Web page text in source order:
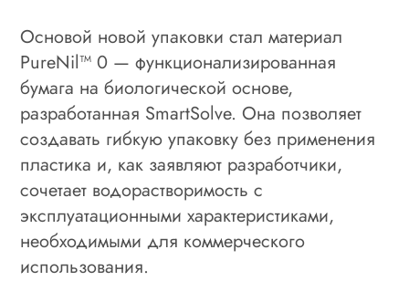
Основой новой упаковки стал материал
PureNil™ 0 — функционализированная
бумага на биологической основе,
разработанная SmartSolve. Она позволяет
создавать гибкую упаковку без применения
пластика и, как заявляют разработчики,
сочетает водорастворимость с
эксплуатационными характеристиками,
необходимыми для коммерческого
использования.